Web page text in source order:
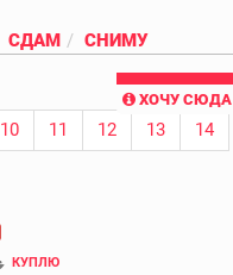
СДАМ СНИМУ
ХОЧУ СЮДА
10 11 12 13
14
КУПЛЮ